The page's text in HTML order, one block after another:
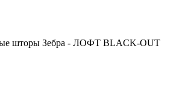
шторы Зебра - ЛОФТ BLACK-OUT